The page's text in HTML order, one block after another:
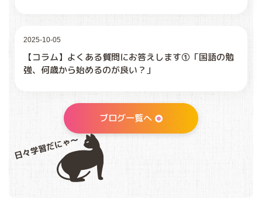
2025-10-05
【コラム】よくある質問にお答えします①「国語の勉
強、何歳から始めるのが良い？」
ブログ一覧へ